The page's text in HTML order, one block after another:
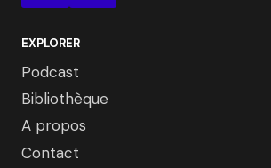
EXPLORER
Podcast
Bibliothèque
A propos
Contact